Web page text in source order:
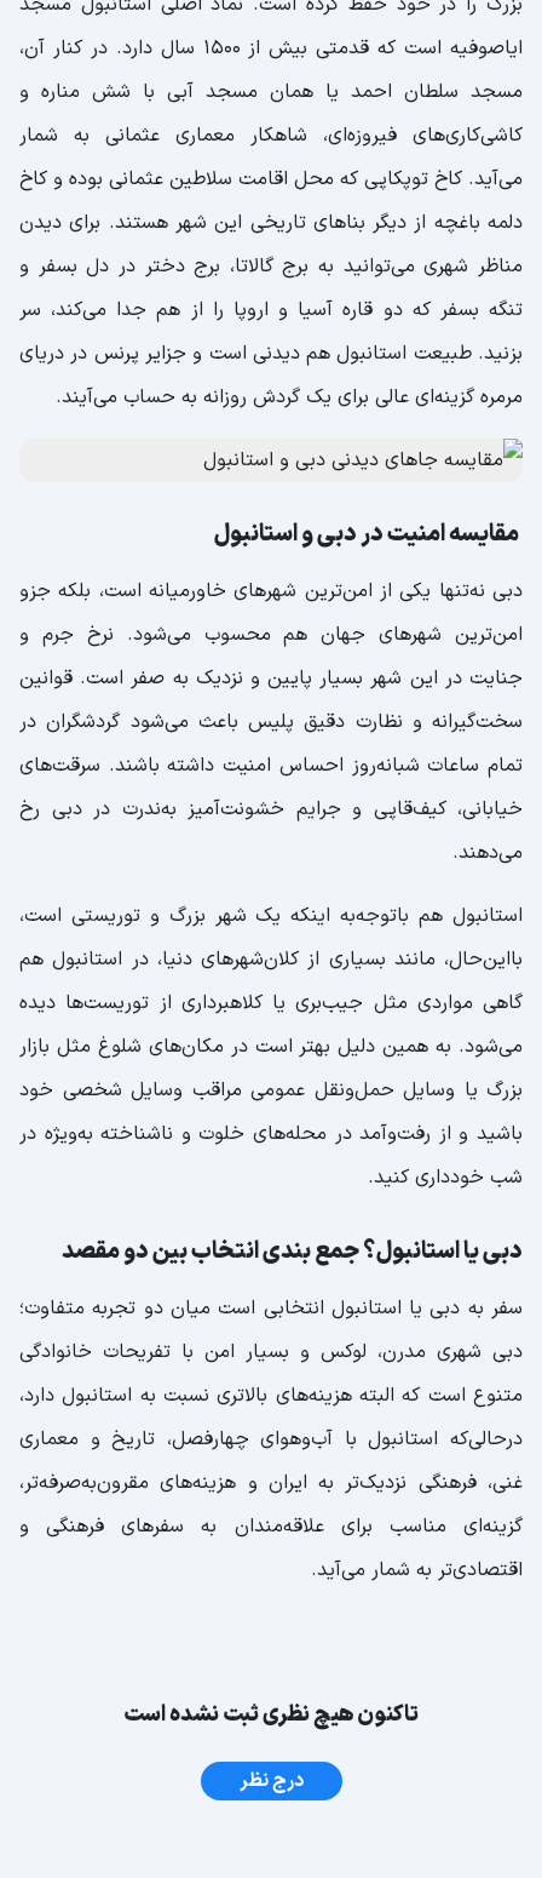
ایاصوفیه است که قدمتی بیش از ۱۵۰۰ سال دارد. در کنار آن،
مسجد سلطان احمد یا همان مسجد آبی با شش مناره و
کاشی‌کاری‌های فیروزه‌ای، شاهکار معماری عثمانی به شمار
می‌آید. کاخ توپکاپی که محل اقامت سلاطین عثمانی بوده و کاخ
دلمه باغچه از دیگر بناهای تاریخی این شهر هستند. برای دیدن
مناظر شهری می‌توانید به برج گالاتا، برج دختر در دل بسفر و
تنگه بسفر که دو قاره آسیا و اروپا را از هم جدا می‌کند، سر
بزنید. طبیعت استانبول هم دیدنی است و جزایر پرنس در دریای
مرمره گزینه‌ای عالی برای یک گردش روزانه به حساب می‌آیند.
مقایسه امنیت در دبی و استانبول
دبی نه‌تنها یکی از امن‌ترین شهرهای خاورمیانه است، بلکه جزو
امن‌ترین شهرهای جهان هم محسوب می‌شود. نرخ جرم و
جنایت در این شهر بسیار پایین و نزدیک به صفر است. قوانین
سخت‌گیرانه و نظارت دقیق پلیس باعث می‌شود گردشگران در
تمام ساعات شبانه‌روز احساس امنیت داشته باشند. سرقت‌های
خیابانی، کیف‌قاپی و جرایم خشونت‌آمیز به‌ندرت در دبی رخ
می‌دهند.
استانبول هم باتوجه‌به اینکه یک شهر بزرگ و توریستی است،
بااین‌حال، مانند بسیاری از کلان‌شهرهای دنیا، در استانبول هم
گاهی مواردی مثل جیب‌بری یا کلاهبرداری از توریست‌ها دیده
می‌شود. به همین دلیل بهتر است در مکان‌های شلوغ مثل بازار
بزرگ یا وسایل حمل‌ونقل عمومی مراقب وسایل شخصی خود
باشید و از رفت‌وآمد در محله‌های خلوت و ناشناخته به‌ویژه در
شب خودداری کنید.
دبی یا استانبول؟ جمع بندی انتخاب بین دو مقصد
سفر به دبی یا استانبول انتخابی است میان دو تجربه متفاوت؛
دبی شهری مدرن، لوکس و بسیار امن با تفریحات خانوادگی
متنوع است که البته هزینه‌های بالاتری نسبت به استانبول دارد،
درحالی‌که استانبول با آب‌وهوای چهارفصل، تاریخ و معماری
غنی، فرهنگی نزدیک‌تر به ایران و هزینه‌های مقرون‌به‌صرفه‌تر،
گزینه‌ای مناسب برای علاقه‌مندان به سفرهای فرهنگی و
اقتصادی‌تر به شمار می‌آید.
تاکنون هیچ نظری ثبت نشده است
درج نظر